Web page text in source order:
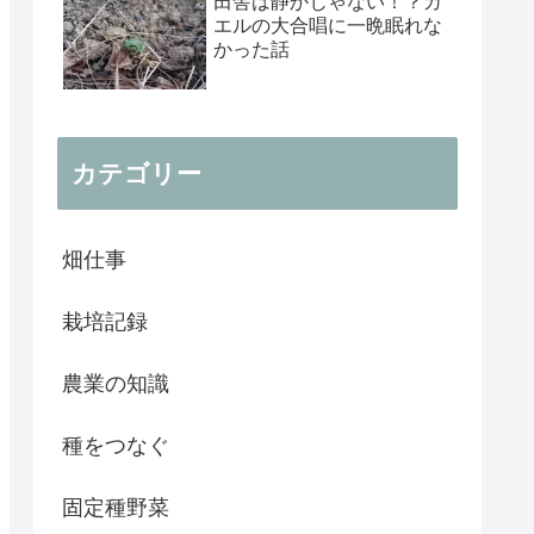
エルの大合唱に一晩眠れな
かった話
カテゴリー
畑仕事
栽培記録
農業の知識
種をつなぐ
固定種野菜